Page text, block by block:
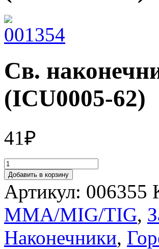
Св.
(ICU0005-62)
41₽
Добавить в корзину
Артикул: 006355
MMA/MIG/TIG,
Наконечники,